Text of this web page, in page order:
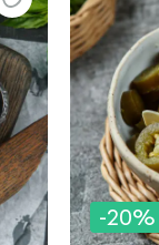
-20%